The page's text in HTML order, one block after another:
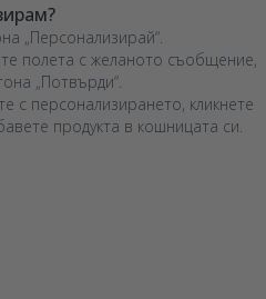
„Персонализирай“.
полета с желаното съобщение,
„Потвърди“.
с персонализирането, кликнете
продукта в кошницата си.